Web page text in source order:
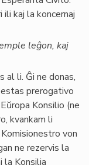
kaj la koncernaj
leĝon, kaj
al li. Ĝi ne donas,
prerogativo
Konsilio (ne
kvankam li
von
ne rezervis la
la Konsilia